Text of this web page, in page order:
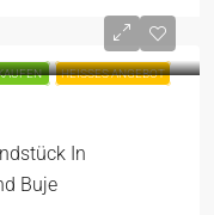
HEISSES ANGEBOT
In
Buje